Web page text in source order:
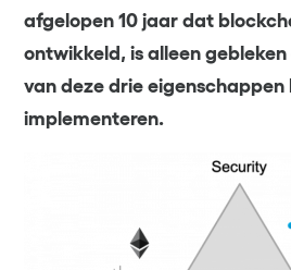
afgelopen 10 jaar dat
ontwikkeld, is alleen
van deze drie eigenschappen
implementeren.